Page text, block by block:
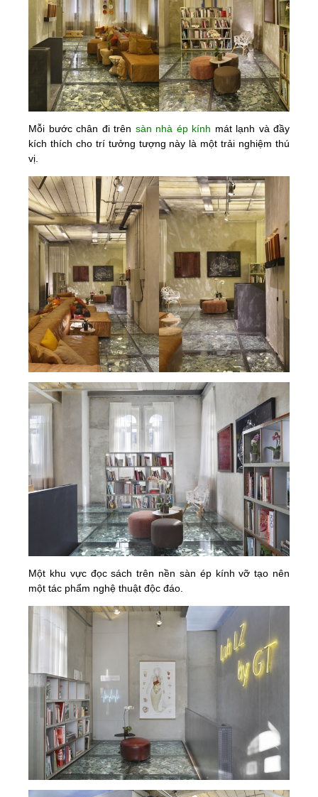
Mỗi bước chân đi trên sàn nhà ép kính mát lạnh và đầy
kích thích cho trí tưởng tượng này là một trải nghiệm thú
vị.
Một khu vực đọc sách trên nền sàn ép kính vỡ tạo nên
một tác phẩm nghệ thuật độc đáo.